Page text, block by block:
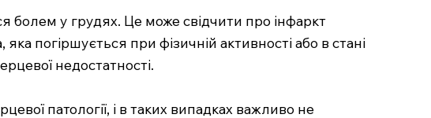
у грудях. Це може свідчити про інфаркт
погіршується при фізичній активності або в стані
недостатності.
патології, і в таких випадках важливо не